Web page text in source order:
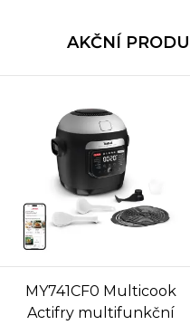
AKČNÍ
MY741CF0 Multicook
Actifry multifunkční